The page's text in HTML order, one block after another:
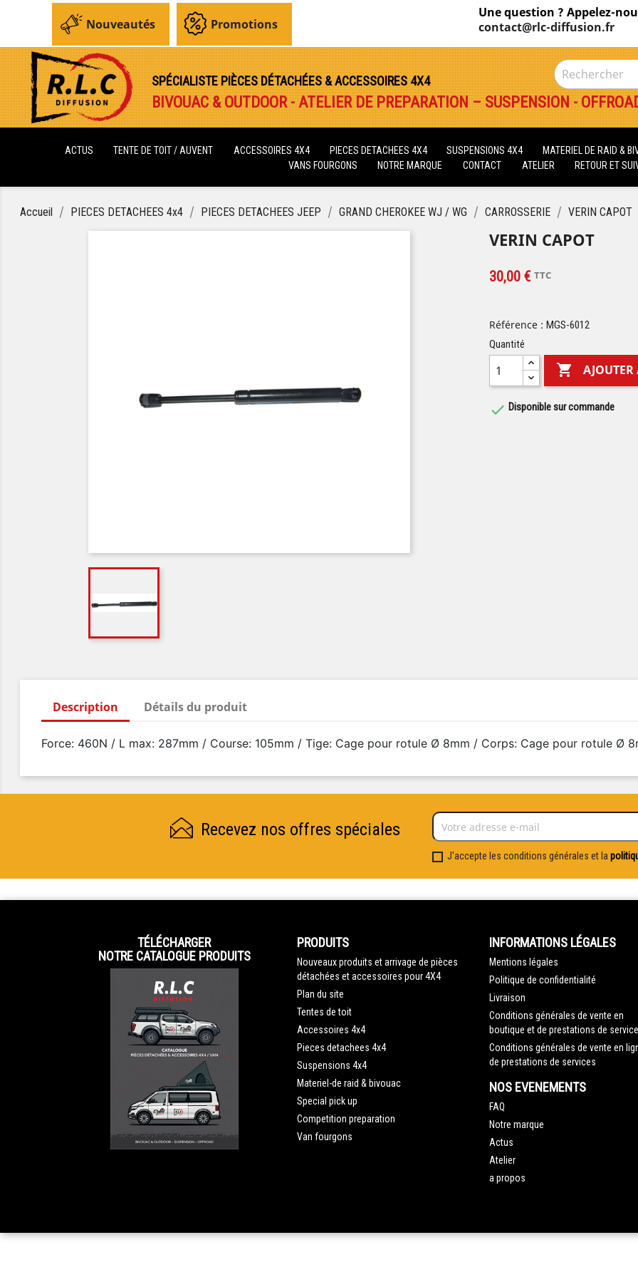
Nouveautés Promotions
Une question ? Appelez-
contact@rlc-diffusion.fr
SPÉCIALISTE PIÈCES DÉTACHÉES & ACCESSOIRES 4X4
BIVOUAC & OUTDOOR - ATELIER DE PREPARATION – SUSPENSION -
ACTUS TENTE DE TOIT / AUVENT ACCESSOIRES 4X4 PIECES DETACHEES 4X4 SUSPENSIONS 4X4 MATERIEL DE RAID &
VANS FOURGONS
NOTRE MARQUE CONTACT ATELIER RETOUR ET
Accueil PIECES DETACHEES 4x4 PIECES DETACHEES JEEP GRAND CHEROKEE WJ / WG CARROSSERIE VERIN CAPOT
VERIN CAPOT
30,00 € TTC
Référence : MGS-6012
Quantité

 Disponible sur commande
Description Détails du produit
Force: 460N / L max: 287mm / Course: 105mm / Tige: Cage pour rotule Ø 8mm / Corps: Cage pour rotule Ø
Recevez nos offres spéciales
J'accepte les conditions générales et la
TÉLÉCHARGER
NOTRE CATALOGUE PRODUITS
PRODUITS
Nouveaux produits et arrivage de pièces
détachées et accessoires pour 4X4
Plan du site
Tentes de toit
Accessoires 4x4
Pieces detachees 4x4
Suspensions 4x4
Materiel-de raid & bivouac
Special pick up
Competition preparation
Van fourgons
INFORMATIONS LÉGALES
Mentions légales
Politique de confidentialité
Livraison
Conditions générales de vente en
boutique et de prestations de
Conditions générales de vente en
de prestations de services
NOS EVENEMENTS
FAQ
Notre marque
Actus
Atelier
a propos